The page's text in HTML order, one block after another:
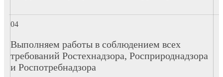
Выполняем работы в соблюдением всех
требований Ростехнадзора, Росприроднадзора
и Роспотребнадзора